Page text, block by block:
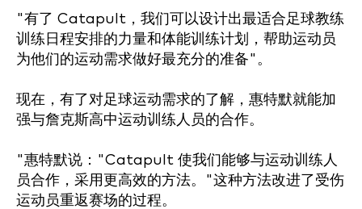
"有了 Catapult，我们可以设计出最适合足球教练
训练日程安排的力量和体能训练计划，帮助运动员
为他们的运动需求做好最充分的准备"。
现在，有了对足球运动需求的了解，惠特默就能加
强与詹克斯高中运动训练人员的合作。
"惠特默说："Catapult 使我们能够与运动训练人
员合作，采用更高效的方法。"这种方法改进了受伤
运动员重返赛场的过程。